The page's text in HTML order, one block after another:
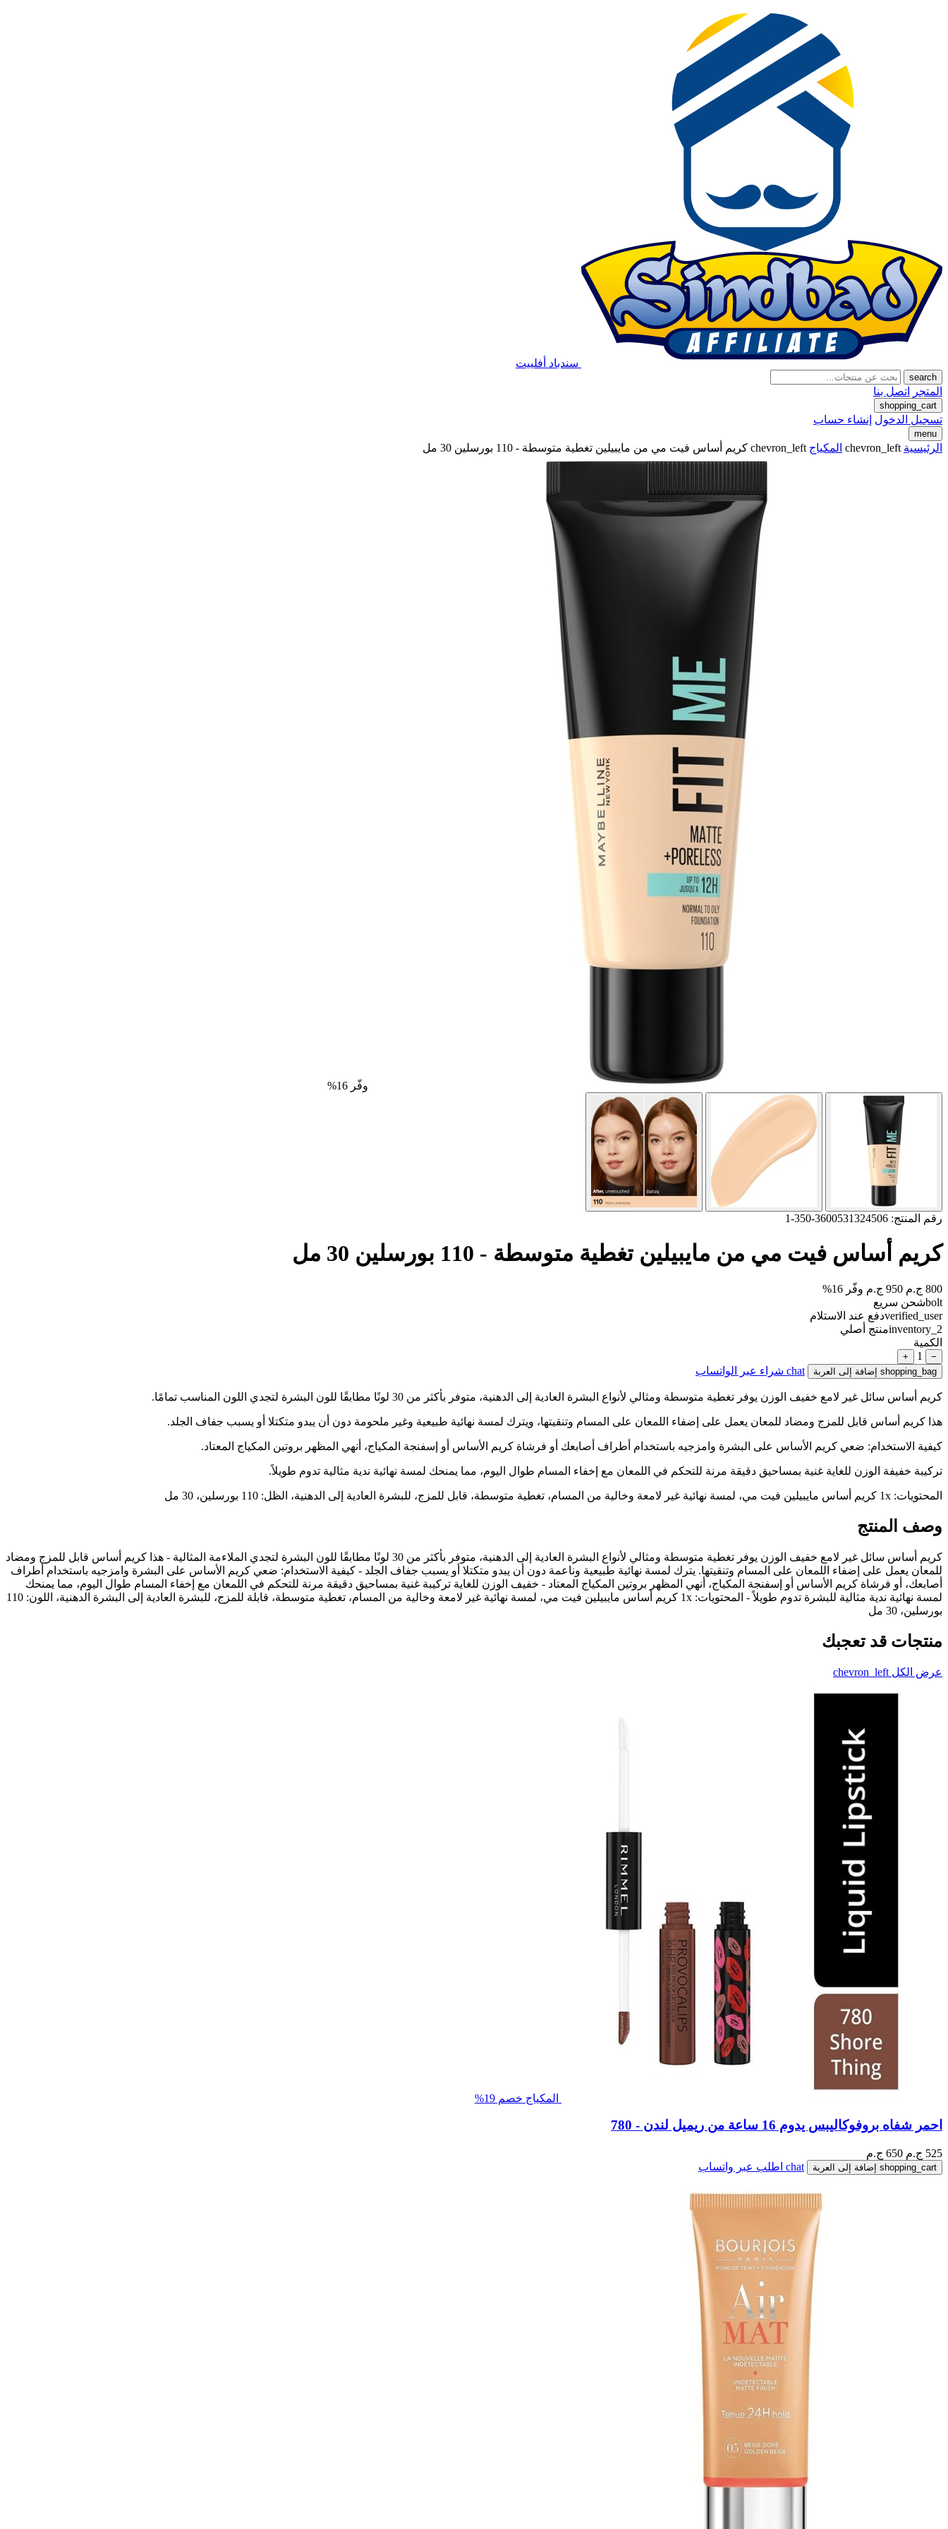
سندباد أفلييت
search
المتجر اتصل بنا
shopping_cart
تسجيل الدخول إنشاء حساب
menu
الرئيسية chevron_left المكياج chevron_left كريم أساس فيت مي من مايبيلين تغطية متوسطة - 110 بورسلين 30 مل
وفّر 16%
رقم المنتج: 3600531324506-350-1
كريم أساس فيت مي من مايبيلين تغطية متوسطة - 110 بورسلين 30 مل
800 ج.م 950 ج.م
وفّر 16%
boltشحن سريع
verified_userدفع عند الاستلام
inventory_2منتج أصلي
الكمية
−
1
+
shopping_bag إضافة إلى العربة chat شراء عبر الواتساب
كريم أساس سائل غير لامع خفيف الوزن يوفر تغطية متوسطة ومثالي لأنواع البشرة العادية إلى الدهنية، متوفر بأكثر من 30 لونًا مطابقًا للون البشرة لتجدي اللون المناسب تمامًا.
هذا كريم أساس قابل للمزج ومضاد للمعان يعمل على إضفاء اللمعان على المسام وتنقيتها، ويترك لمسة نهائية طبيعية وغير ملحومة دون أن يبدو متكتلا أو يسبب جفاف الجلد.
كيفية الاستخدام: ضعي كريم الأساس على البشرة وامزجيه باستخدام أطراف أصابعك أو فرشاة كريم الأساس أو إسفنجة المكياج، أنهي المظهر بروتين المكياج المعتاد.
تركيبة خفيفة الوزن للغاية غنية بمساحيق دقيقة مرنة للتحكم في اللمعان مع إخفاء المسام طوال اليوم، مما يمنحك لمسة نهائية ندية مثالية تدوم طويلاً.
المحتويات: 1x كريم أساس مايبيلين فيت مي، لمسة نهائية غير لامعة وخالية من المسام، تغطية متوسطة، قابل للمزج، للبشرة العادية إلى الدهنية، الظل: 110 بورسلين، 30 مل
وصف المنتج
كريم أساس سائل غير لامع خفيف الوزن يوفر تغطية متوسطة ومثالي لأنواع البشرة العادية إلى الدهنية، متوفر بأكثر من 30 لونًا مطابقًا للون البشرة لتجدي الملاءمة المثالية - هذا كريم أساس قابل للمزج ومضاد
للمعان يعمل على إضفاء اللمعان على المسام وتنقيتها. يترك لمسة نهائية طبيعية وناعمة دون أن يبدو متكتلا أو يسبب جفاف الجلد - كيفية الاستخدام: ضعي كريم الأساس على البشرة وامزجيه باستخدام أطراف
أصابعك، أو فرشاة كريم الأساس أو إسفنجة المكياج، أنهي المظهر بروتين المكياج المعتاد - خفيف الوزن للغاية تركيبة غنية بمساحيق دقيقة مرنة للتحكم في اللمعان مع إخفاء المسام طوال اليوم، مما يمنحك
لمسة نهائية ندية مثالية للبشرة تدوم طويلاً - المحتويات: 1x كريم أساس مايبيلين فيت مي، لمسة نهائية غير لامعة وخالية من المسام، تغطية متوسطة، قابلة للمزج، للبشرة العادية إلى البشرة الدهنية، اللون: 110
بورسلين، 30 مل
منتجات قد تعجبك
عرض الكل chevron_left
المكياج خصم 19%
احمر شفاه بروفوكاليبس يدوم 16 ساعة من ريميل لندن - 780
525 ج.م 650 ج.م
shopping_cart إضافة إلى العربة chat اطلب عبر واتساب